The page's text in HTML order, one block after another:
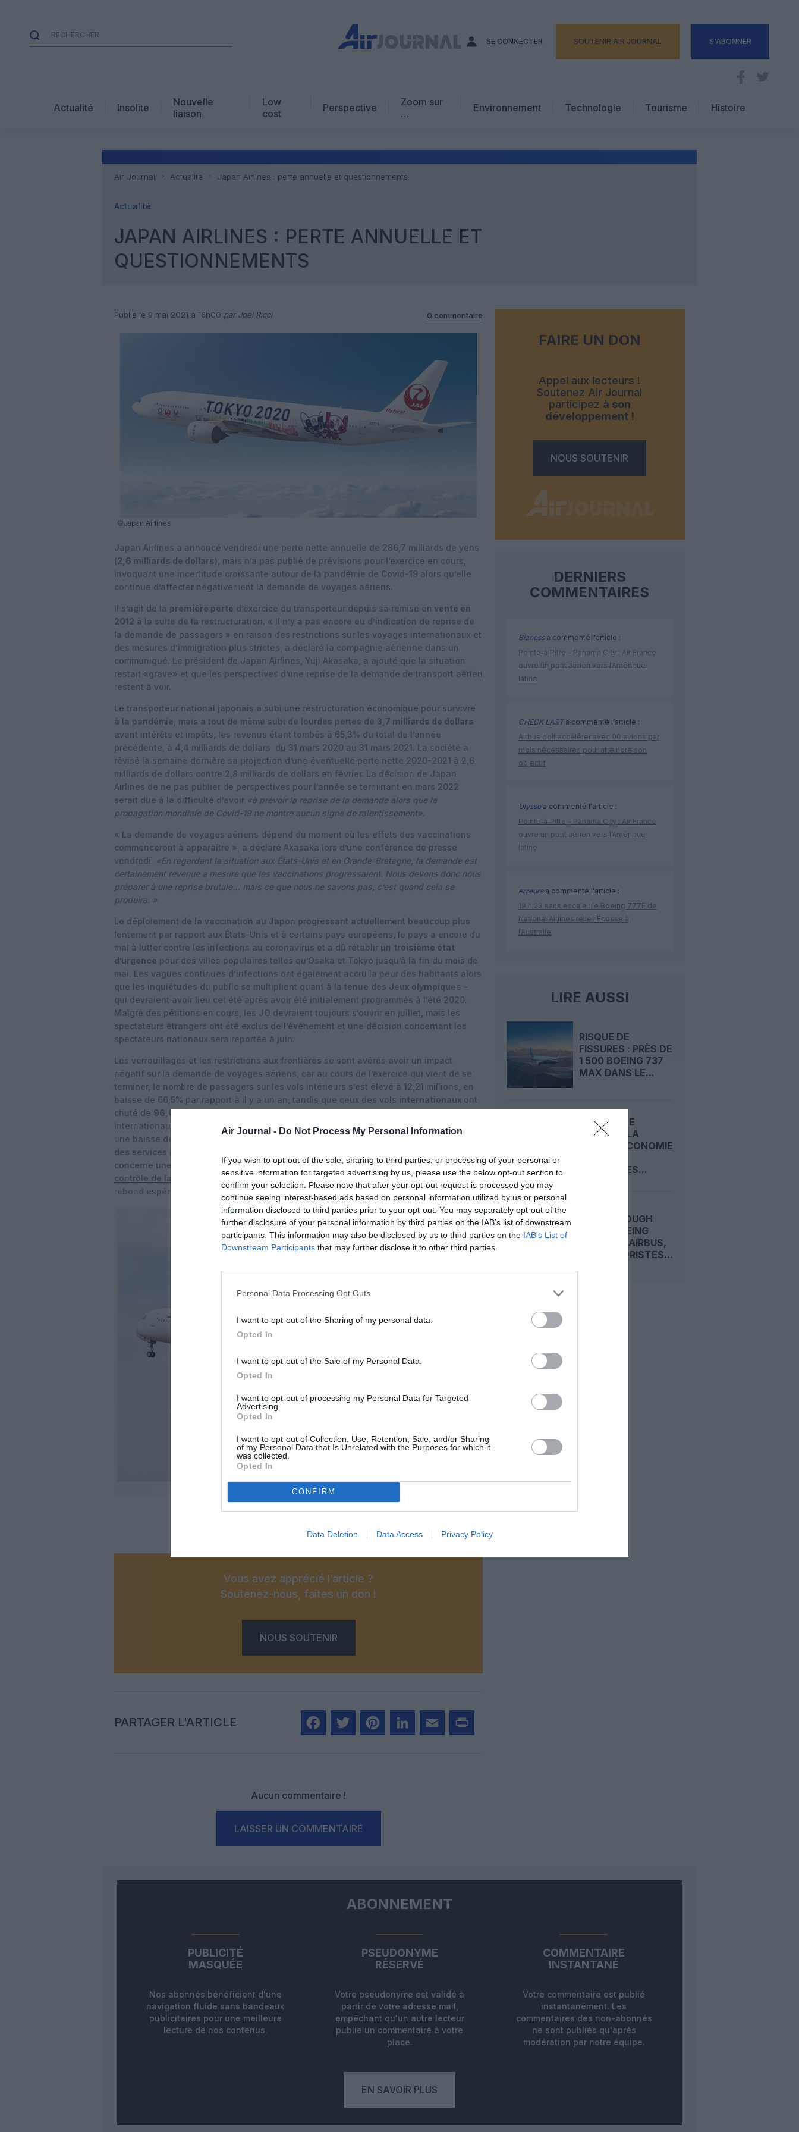
Air Journal - Do Not Process My Personal Information
If you wish to opt-out of the sale, sharing to third parties, or processing of your personal or
sensitive information for targeted advertising by us, please use the below opt-out section to
confirm your selection. Please note that after your opt-out request is processed you may
continue seeing interest-based ads based on personal information utilized by us or personal
information disclosed to third parties prior to your opt-out. You may separately opt-out of the
further disclosure of your personal information by third parties on the IAB’s list of downstream
participants. This information may also be disclosed by us to third parties on the IAB’s List of
Downstream Participants that may further disclose it to other third parties.
Personal Data Processing Opt Outs
I want to opt-out of the Sharing of my personal data.
Opted In
I want to opt-out of the Sale of my Personal Data.
Opted In
I want to opt-out of processing my Personal Data for Targeted
Advertising.
Opted In
I want to opt-out of Collection, Use, Retention, Sale, and/or Sharing
of my Personal Data that Is Unrelated with the Purposes for which it
was collected.
Opted In
CONFIRM
Data Deletion Data Access Privacy Policy
SE CONNECTER SOUTENIR AIR JOURNAL S'ABONNER
Actualité Insolite
Nouvelle
liaison
Low
cost
Perspective
Zoom sur
…
Avis d’expert
Environnement Technologie
Tourisme
Hôtellerie
Histoire
Air Journal Actualité Japan Airlines : perte annuelle et questionnements
Actualité
JAPAN AIRLINES : PERTE ANNUELLE ET
QUESTIONNEMENTS
Publié le 9 mai 2021 à 16h00 par Joël Ricci 0 commentaire
©Japan Airlines
Japan Airlines a annoncé vendredi une perte nette annuelle de 286,7 milliards de yens
(2,6 milliards de dollars), mais n’a pas publié de prévisions pour l’exercice en cours,
invoquant une incertitude croissante autour de la pandémie de Covid-19 alors qu’elle
continue d’affecter négativement la demande de voyages aériens.
Il s’agit de la première perte d’exercice du transporteur depuis sa remise en vente en
2012 à la suite de la restructuration. « Il n’y a pas encore eu d’indication de reprise de
la demande de passagers » en raison des restrictions sur les voyages internationaux et
des mesures d’immigration plus strictes, a déclaré la compagnie aérienne dans un
communiqué. Le président de Japan Airlines, Yuji Akasaka, a ajouté que la situation
restait «grave» et que les perspectives d’une reprise de la demande de transport aérien
restent à voir.
Le transporteur national japonais a subi une restructuration économique pour survivre
à la pandémie, mais a tout de même subi de lourdes pertes de 3,7 milliards de dollars
avant intérêts et impôts, les revenus étant tombés à 65,3% du total de l’année
précédente, à 4,4 milliards de dollars du 31 mars 2020 au 31 mars 2021. La société a
révisé la semaine dernière sa projection d’une éventuelle perte nette 2020-2021 à 2,6
milliards de dollars contre 2,8 milliards de dollars en février. La décision de Japan
Airlines de ne pas publier de perspectives pour l’année se terminant en mars 2022
serait due à la difficulté d’avoir «à prévoir la reprise de la demande alors que la
propagation mondiale de Covid-19 ne montre aucun signe de ralentissement».
« La demande de voyages aériens dépend du moment où les effets des vaccinations
commenceront à apparaître », a déclaré Akasaka lors d’une conférence de presse
vendredi. «En regardant la situation aux États-Unis et en Grande-Bretagne, la demande est
certainement revenue à mesure que les vaccinations progressaient. Nous devons donc nous
préparer à une reprise brutale… mais ce que nous ne savons pas, c’est quand cela se
produira. »
Le déploiement de la vaccination au Japon progressant actuellement beaucoup plus
lentement par rapport aux États-Unis et à certains pays européens, le pays a encore du
mal à lutter contre les infections au coronavirus et a dû rétablir un troisième état
d’urgence pour des villes populaires telles qu’Osaka et Tokyo jusqu’à la fin du mois de
mai. Les vagues continues d’infections ont également accru la peur des habitants alors
que les inquiétudes du public se multiplient quant à la tenue des Jeux olympiques –
qui devraient avoir lieu cet été après avoir été initialement programmés à l’été 2020.
Malgré des pétitions en cours, les JO devraient toujours s’ouvrir en juillet, mais les
spectateurs étrangers ont été exclus de l’événement et une décision concernant les
spectateurs nationaux sera reportée à juin.
Les verrouillages et les restrictions aux frontières se sont avérés avoir un impact
négatif sur la demande de voyages aériens, car au cours de l’exercice qui vient de se
terminer, le nombre de passagers sur les vols intérieurs s’est élevé à 12,21 millions, en
baisse de 66,5% par rapport à il y a un an, tandis que ceux des vols internationaux ont
chuté de 96,0%
internationaux ont été beaucoup plus touchés que ceux des vols intérieurs, marquant
une baisse de 94,3% d’une année sur l’autre à 256,8 millions de dollars. Les revenus
des services intérieurs ont atteint 1,6 milliard de dollars, en baisse de 67,2%. En ce qui
concerne une reprise post-pandémique des voyages, JAL espère prendre d’ici l’été le
contrôle de la filiale local e de la low cost chinoiseSpring Airlines , afin de profiter du
rebond espéré de la demande touristique une fois la pandémie de Covid-19 passée.
©Airbus
Vous avez apprécié l’article ?
Soutenez-nous, faites un don !
NOUS SOUTENIR
PARTAGER L'ARTICLE
Aucun commentaire !
LAISSER UN COMMENTAIRE
FAIRE UN DON
Appel aux lecteurs !
Soutenez Air Journal
participez à son
développement !
NOUS SOUTENIR
DERNIERS
COMMENTAIRES
Biznessa commenté l'article :
Pointe‑à‑Pitre – Panama City : Air France
ouvre un pont aérien vers l’Amérique
latine
CHECK LASTa commenté l'article :
Airbus doit accélérer avec 90 avions par
mois nécessaires pour atteindre son
objectif
Ulyssea commenté l'article :
Pointe‑à‑Pitre – Panama City : Air France
ouvre un pont aérien vers l’Amérique
latine
erreursa commenté l'article :
19 h 23 sans escale : le Boeing 777F de
National Airlines relie l’Écosse à
l’Australie
LIRE AUSSI
RISQUE DE
FISSURES : PRÈS DE
1 500 BOEING 737
MAX DANS LE...
CARNET DE
VOYAGE : LA
CLASSE ECONOMIE
D’EMIRATES...
FARNBOROUGH
2026 : BOEING
DEVANCE AIRBUS,
LES MOTORISTES...
ABONNEMENT
PUBLICITÉ
MASQUÉE
Nos abonnés bénéficient d'une
navigation fluide sans bandeaux
publicitaires pour une meilleure
lecture de nos contenus.
PSEUDONYME
RÉSERVÉ
Votre pseudonyme est validé à
partir de votre adresse mail,
empêchant qu'un autre lecteur
publie un commentaire à votre
place.
COMMENTAIRE
INSTANTANÉ
Votre commentaire est publié
instantanément. Les
commentaires des non-abonnés
ne sont publiés qu'après
modération par notre équipe.
EN SAVOIR PLUS